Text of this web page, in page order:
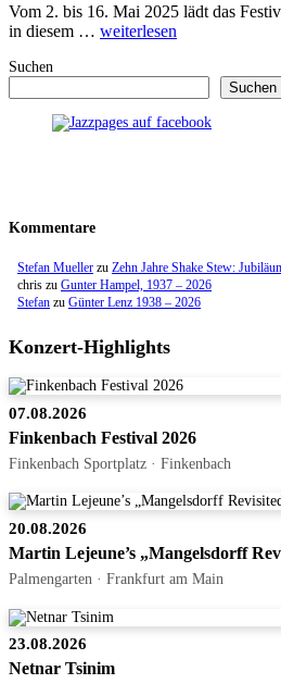
Vom 2. bis 16. Mai 2025 lädt das
in diesem … weiterlesen
Suchen
Suchen
Kommentare
Stefan Mueller zu Zehn Jahre Shake Stew:
chris zu Gunter Hampel, 1937 – 2026
Stefan zu Günter Lenz 1938 – 2026
Konzert-Highlights
07.08.2026
Finkenbach Festival 2026
Finkenbach Sportplatz · Finkenbach
20.08.2026
Martin Lejeune’s „Mangelsdorff
Palmengarten · Frankfurt am Main
23.08.2026
Netnar Tsinim